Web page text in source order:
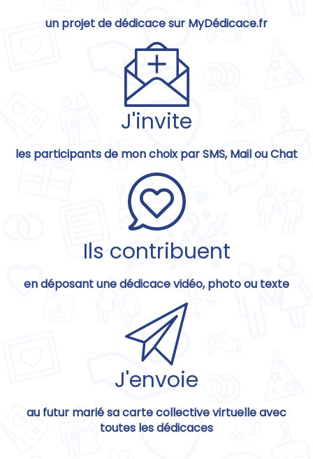
un projet de dédicace sur MyDédicace.fr
J'invite
les participants de mon choix par SMS, Mail ou Chat
Ils contribuent
en déposant une dédicace vidéo, photo ou texte
J'envoie
au futur marié sa carte collective virtuelle avec
toutes les dédicaces